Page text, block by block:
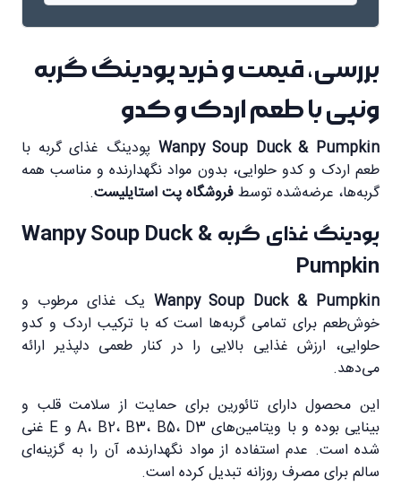
بررسی، قیمت و خرید پودینگ گربه
ونپی با طعم اردک و کدو
Wanpy Soup Duck & Pumpkin پودینگ غذای گربه با
طعم اردک و کدو حلوایی، بدون مواد نگهدارنده و مناسب همه
گربه‌ها، عرضه‌شده توسطفروشگاه پت استایلیست.
پودینگ غذای گربه Wanpy Soup Duck &
Pumpkin
Wanpy Soup Duck & Pumpkin یک غذای مرطوب و
خوش‌طعم برای تمامی گربه‌ها است که با ترکیب اردک و کدو
حلوایی، ارزش غذایی بالایی را در کنار طعمی دلپذیر ارائه
می‌دهد.
این محصول دارای تائورین برای حمایت از سلامت قلب و
بینایی بوده و با ویتامین‌های A، B2، B3، B5، D3 و E غنی
شده است. عدم استفاده از مواد نگهدارنده، آن را به گزینه‌ای
سالم برای مصرف روزانه تبدیل کرده است.